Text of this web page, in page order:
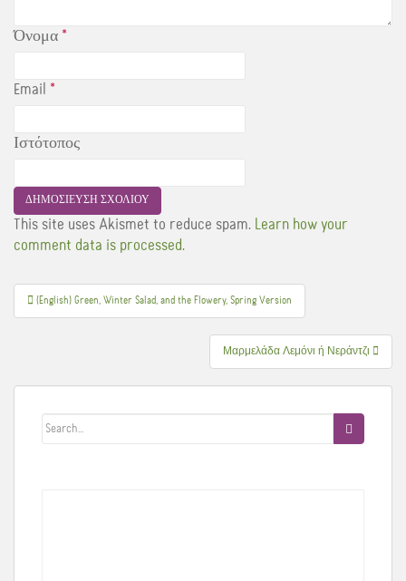
Όνομα *
Email *
Ιστότοπος
This site uses Akismet to reduce spam. Learn how your
comment data is processed.
Πλοήγηση
άρθρων
(English) Green, Winter Salad, and the Flowery, Spring Version
Μαρμελάδα Λεμόνι ή Νεράντζι